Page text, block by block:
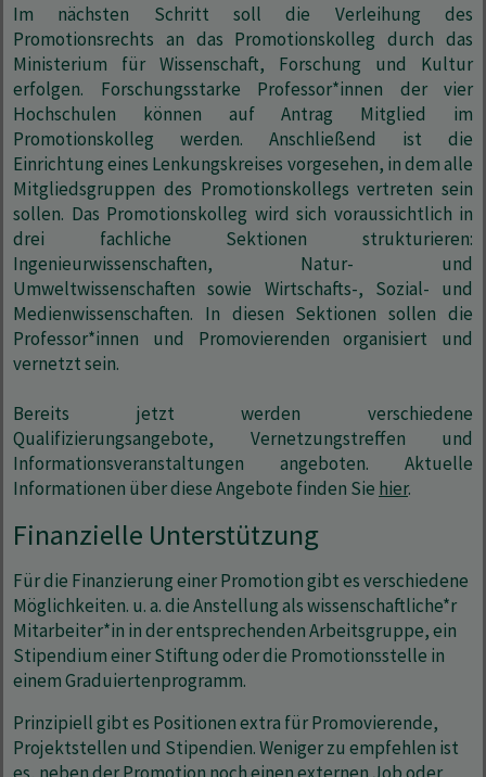
Im nächsten Schritt soll die Verleihung des
Promotionsrechts an das Promotionskolleg durch das
Ministerium für Wissenschaft, Forschung und Kultur
erfolgen. Forschungsstarke Professor*innen der vier
Hochschulen können auf Antrag Mitglied im
Promotionskolleg werden. Anschließend ist die
Einrichtung eines Lenkungskreises vorgesehen, in dem alle
Mitgliedsgruppen des Promotionskollegs vertreten sein
sollen. Das Promotionskolleg wird sich voraussichtlich in
drei fachliche Sektionen strukturieren:
Ingenieurwissenschaften, Natur- und
Umweltwissenschaften sowie Wirtschafts-, Sozial- und
Medienwissenschaften. In diesen Sektionen sollen die
Professor*innen und Promovierenden organisiert und
vernetzt sein.
Bereits jetzt werden verschiedene
Qualifizierungsangebote, Vernetzungstreffen und
Informationsveranstaltungen angeboten. Aktuelle
Informationen über diese Angebote finden Sie hier.
Finanzielle Unterstützung
Für die Finanzierung einer Promotion gibt es verschiedene
Möglichkeiten. u. a. die Anstellung als wissenschaftliche*r
Mitarbeiter*in in der entsprechenden Arbeitsgruppe, ein
Stipendium einer Stiftung oder die Promotionsstelle in
einem Graduiertenprogramm.
Prinzipiell gibt es Positionen extra für Promovierende,
Projektstellen und Stipendien. Weniger zu empfehlen ist